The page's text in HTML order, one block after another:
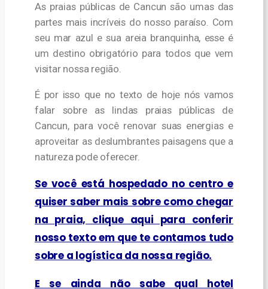
As praias públicas de Cancun são umas das
partes mais incríveis do nosso paraíso. Com
seu mar azul e sua areia branquinha, esse é
um destino obrigatório para todos que vem
visitar nossa região.
É por isso que no texto de hoje nós vamos
falar sobre as lindas praias públicas de
Cancun, para você renovar suas energias e
aproveitar as deslumbrantes paisagens que a
natureza pode oferecer.
Se você está hospedado no centro e
quiser saber mais sobre como chegar
na praia, clique aqui para conferir
nosso texto em que te contamos tudo
sobre a logística da nossa região.
E se ainda não sabe qual hotel